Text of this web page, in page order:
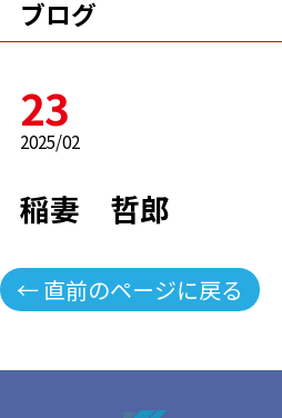
ブログ
23
2025/02
稲妻 哲郎
← 直前のページに戻る